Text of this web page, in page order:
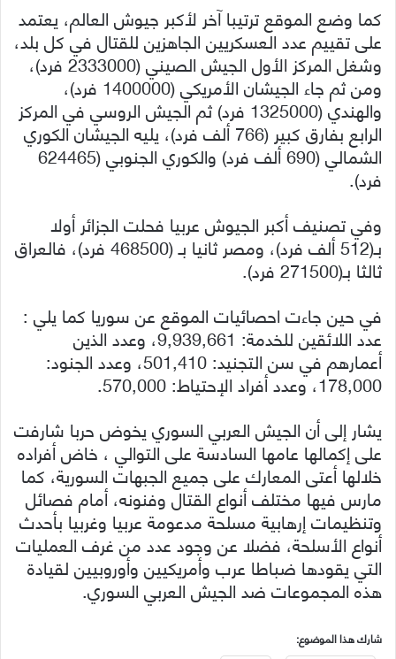
كما وضع الموقع ترتيبا آخر لأكبر جيوش العالم، يعتمد
على تقييم عدد العسكريين الجاهزين للقتال في كل بلد،
وشغل المركز الأول الجيش الصيني (2333000 فرد)،
ومن ثم جاء الجيشان الأمريكي (1400000 فرد)،
والهندي (1325000 فرد) ثم الجيش الروسي في المركز
الرابع بفارق كبير (766 ألف فرد)، يليه الجيشان الكوري
الشمالي (690 ألف فرد) والكوري الجنوبي (624465
فرد).
وفي تصنيف أكبر الجيوش عربيا فحلت الجزائر أولا
بـ(512 ألف فرد)، ومصر ثانيا بـ (468500 فرد)، فالعراق
ثالثا بـ(271500 فرد).
في حين جاءت احصائيات الموقع عن سوريا كما يلي :
عدد اللائقين للخدمة: 9,939,661، وعدد الذين
أعمارهم في سن التجنيد: 501,410، وعدد الجنود:
178,000، وعدد أفراد الإحتياط: 570,000.
يشار إلى أن الجيش العربي السوري يخوض حربا شارفت
على إكمالها عامها السادسة على التوالي ، خاض أفراده
خلالها أعتى المعارك على جميع الجبهات السورية، كما
مارس فيها مختلف أنواع القتال وفنونه، أمام فصائل
وتنظيمات إرهابية مسلحة مدعومة عربيا وغربيا بأحدث
أنواع الأسلحة، فضلا عن وجود عدد من غرف العمليات
التي يقودها ضباطا عرب وأمريكيين وأوروبيين لقيادة
هذه المجموعات ضد الجيش العربي السوري.
شارك هذا الموضوع: